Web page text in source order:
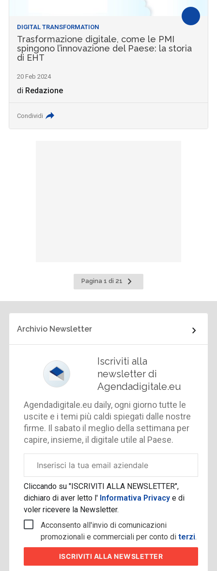
DIGITAL TRANSFORMATION
Trasformazione digitale, come le PMI
spingono l’innovazione del Paese: la storia
di EHT
20 Feb 2024
di Redazione
Condividi
Pagina 1 di 21
Pagina
successiva
Archivio Newsletter
Iscriviti alla
newsletter di
Agendadigitale.eu
Agendadigitale.eu daily, ogni giorno tutte le
uscite e i temi più caldi spiegati dalle nostre
firme. Il sabato il meglio della settimana per
capire, insieme, il digitale utile al Paese.
aziendale
Cliccando su "ISCRIVITI ALLA NEWSLETTER",
dichiaro di aver letto l' Informativa Privacye di
voler ricevere la Newsletter.
Acconsento all'invio di comunicazioni
promozionali e commerciali per conto diterzi.
ISCRIVITI ALLA NEWSLETTER